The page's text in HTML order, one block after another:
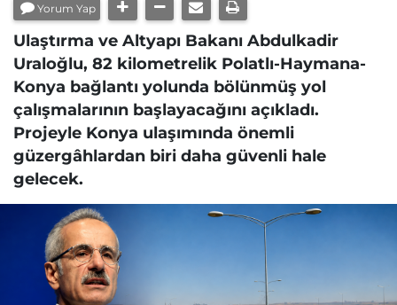
Yorum Yap
Ulaştırma ve Altyapı Bakanı Abdulkadir
Uraloğlu, 82 kilometrelik Polatlı-Haymana-
Konya bağlantı yolunda bölünmüş yol
çalışmalarının başlayacağını açıkladı.
Projeyle Konya ulaşımında önemli
güzergâhlardan biri daha güvenli hale
gelecek.